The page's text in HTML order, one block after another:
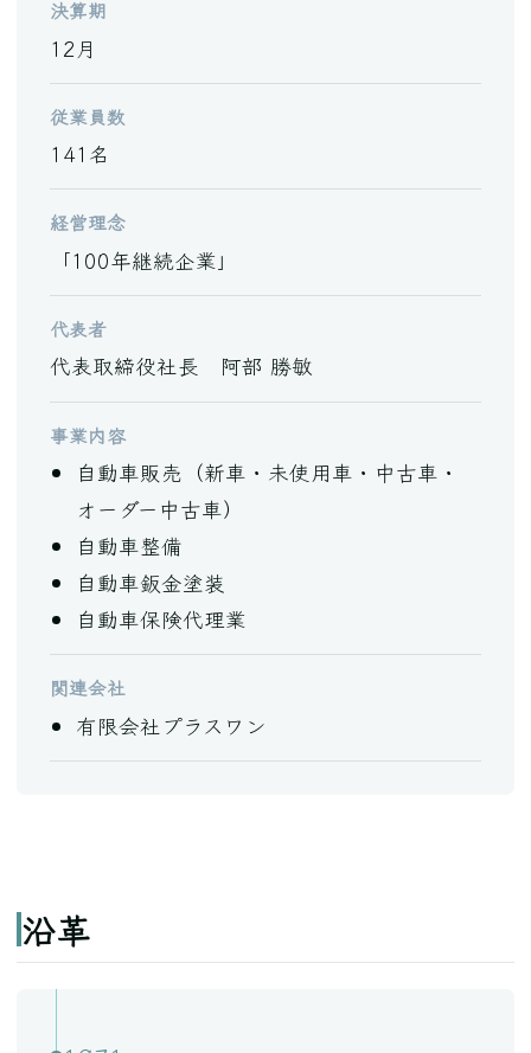
決算期
12月
従業員数
141名
経営理念
「100年継続企業」
代表者
代表取締役社長 阿部 勝敏
事業内容
自動車販売（新車・未使用車・中古車・
オーダー中古車）
自動車整備
自動車鈑金塗装
自動車保険代理業
関連会社
有限会社プラスワン
沿革